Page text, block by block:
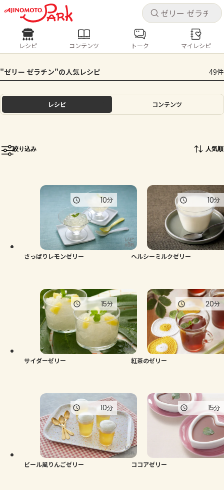
キャ
ログインするとレシピを保存できます
ログイン
ホーム
トーク
よくあるお問い合わせ
お買い物
キャ
レシピ コンテンツ
人気の食材・レシピ
きゅうり なす トマト とうもろこし
ピーマン
レシピ コンテンツ トーク マイレシピ
"ゼリー ゼラチン"の人気レシピ 49件
レシピ コンテンツ
絞り込み 人気順
さっぱりレモンゼリー
10分
ヘルシーミルクゼリー
10分
サイダーゼリー
15分
紅茶のゼリー
20分
ビール風りんごゼリー
10分
ココアゼリー
15分